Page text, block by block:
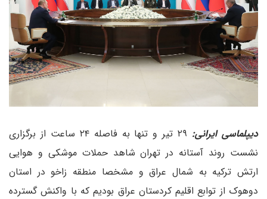
دیپلماسی ایرانی:
۲۹ تیر و تنها به فاصله ۲۴ ساعت از برگزاری
نشست روند آستانه در تهران شاهد حملات موشکی و هوایی
ارتش ترکیه به شمال عراق و مشخصا منطقه زاخو در استان
دوهوک از توابع اقلیم کردستان عراق بودیم که با واکنش گسترده